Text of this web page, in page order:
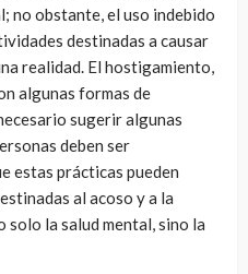
no obstante, el uso indebido
destinadas a causar
realidad. El hostigamiento,
algunas formas de
sugerir algunas
deben ser
estas prácticas pueden
al acoso y a la
la salud mental, sino la